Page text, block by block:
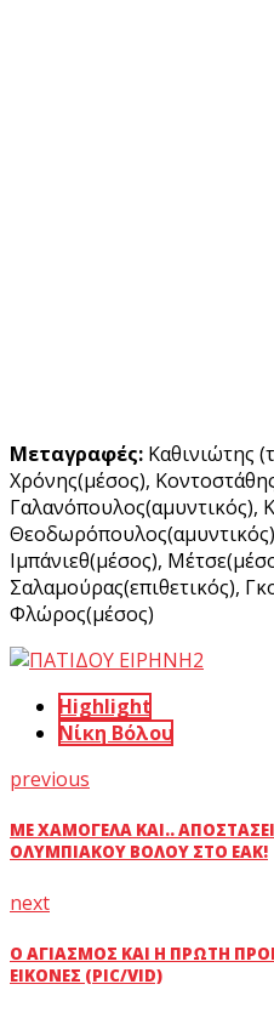
Μεταγραφές: Καθινιώτης
Χρόνης(μέσος),
Γαλανόπουλος(αμυντικός),
Ιμπάνιεθ(μέσος),
Σαλαμούρας(επιθετικός),
Φλώρος(μέσος)
Highlight
Νίκη Βόλου
previous
ΜΕ ΧΑΜΌΓΕΛΑ ΚΑΙ..
ΟΛΥΜΠΙΑΚΟΎ ΒΌΛΟΥ ΣΤΟ ΕΑΚ!
next
Ο ΑΓΙΑΣΜΌΣ ΚΑΙ Η ΠΡΏΤΗ
ΕΙΚΌΝΕΣ (PIC/VID)